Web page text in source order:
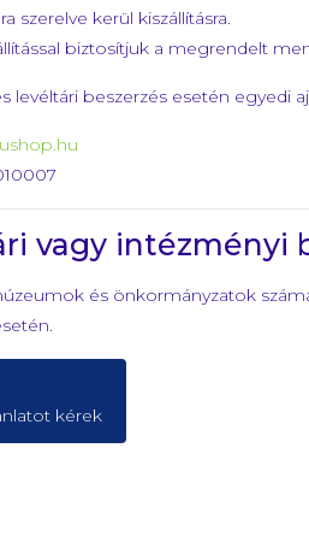
szerelve kerül kiszállításra.
biztosítjuk a megrendelt
levéltári beszerzés esetén egyedi
vagy intézményi
és önkormányzatok
kérek